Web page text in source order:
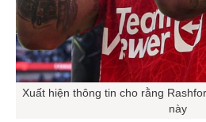
Xuất hiện thông tin cho rằng
này